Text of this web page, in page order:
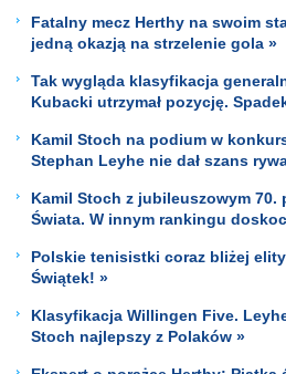
Fatalny mecz Herthy na swoim
jedną okazją na strzelenie gola »
Tak wygląda klasyfikacja
Kubacki utrzymał pozycję.
Kamil Stoch na podium w
Stephan Leyhe nie dał szans
Kamil Stoch z jubileuszowym 70.
Świata. W innym rankingu
Polskie tenisistki coraz bliżej
Świątek! »
Klasyfikacja Willingen Five.
Stoch najlepszy z Polaków »